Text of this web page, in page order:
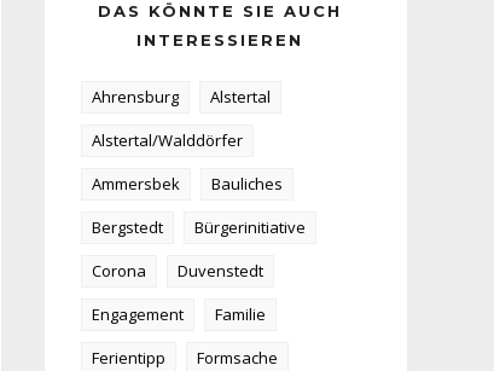
DAS KÖNNTE SIE AUCH
INTERESSIEREN
Ahrensburg
Alstertal
Alstertal/Walddörfer
Ammersbek
Bauliches
Bergstedt
Bürgerinitiative
Corona
Duvenstedt
Engagement
Familie
Ferientipp
Formsache